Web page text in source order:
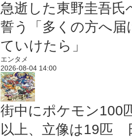
急逝した東野圭吾氏
誓う「多くの方へ届
ていけたら」
エンタメ
2026-08-04 14:00
街中にポケモン100
以上、立像は19匹